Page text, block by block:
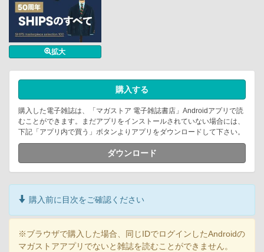
拡大
購入する
購入した電子雑誌は、「マガストア 電子雑誌書店」Androidアプリで読
むことができます。まだアプリをインストールされていない場合には、
下記「アプリ内で買う」ボタンよりアプリをダウンロードして下さい。
ダウンロード
購入前に目次をご確認ください
※ブラウザで購入した場合、同じIDでログインしたAndroidの
マガストアアプリでないと雑誌を読むことができません。